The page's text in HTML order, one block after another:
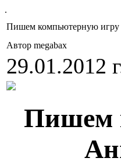
.
Пишем компьютерную игру
Автор megabax
29.01.2012
Пишем